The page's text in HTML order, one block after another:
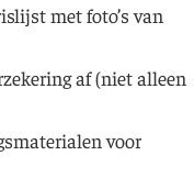
met foto’s van
af (niet alleen
voor